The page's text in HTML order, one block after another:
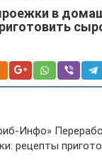
в
Инфо»
рецепты